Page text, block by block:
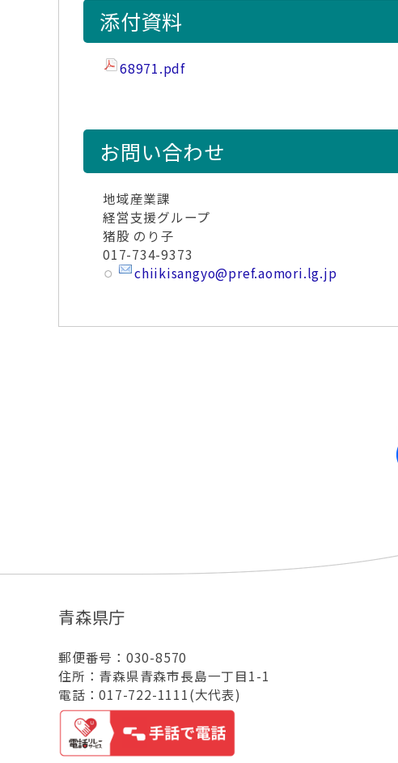
添付資料
68971.pdf
お問い合わせ
地域産業課
経営支援グループ
猪股 のり子
017-734-9373
chiikisangyo@pref.aomori.lg.jp
青森県庁
郵便番号：030-8570
住所：青森県青森市長島一丁目1-1
電話：017-722-1111(大代表)